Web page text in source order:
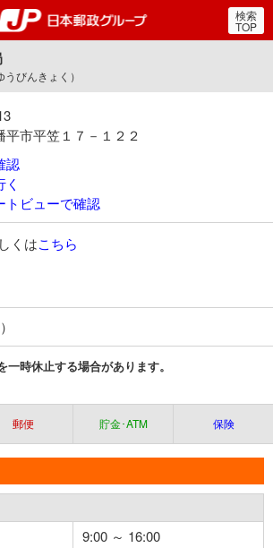
郵便局・日本郵政グルー
検索
TOP
うびんきょく）
平市平笠１７－１２２
認
トビューで確認
くはこちら
一時休止する場合があります。
郵便 貯金･ATM 保険
9:00 ～ 16:00